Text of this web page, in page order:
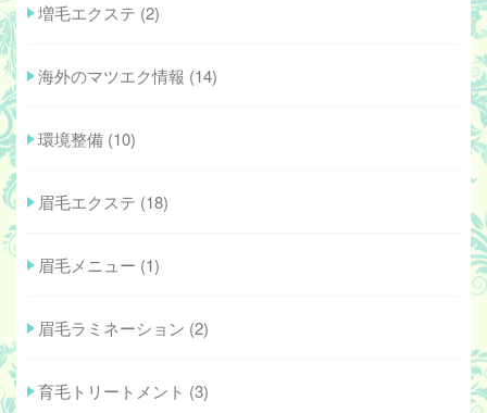
増毛エクステ (2)
海外のマツエク情報 (14)
環境整備 (10)
眉毛エクステ (18)
眉毛メニュー (1)
眉毛ラミネーション (2)
育毛トリートメント (3)